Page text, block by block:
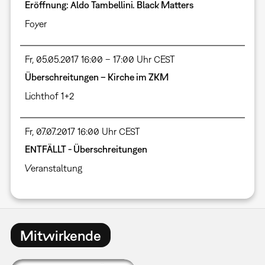
Eröffnung: Aldo Tambellini. Black Matters
Foyer
Fr, 05.05.2017 16:00 – 17:00 Uhr CEST
Überschreitungen – Kirche im ZKM
Lichthof 1+2
Fr, 07.07.2017 16:00 Uhr CEST
ENTFÄLLT - Überschreitungen
Veranstaltung
Mitwirkende